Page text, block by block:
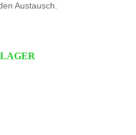
Austausch.